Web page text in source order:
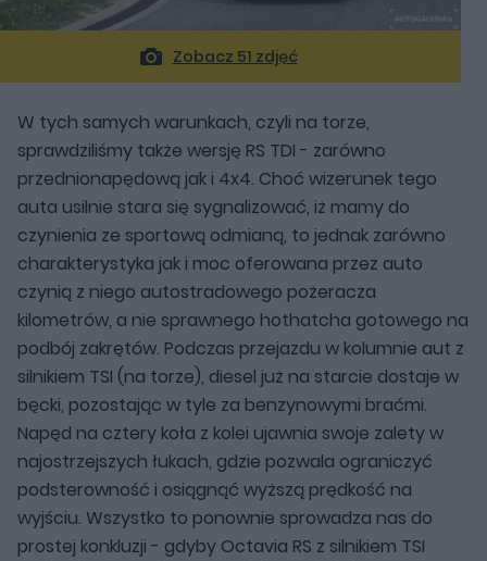
Zobacz 51 zdjęć
W tych samych warunkach, czyli na torze,
sprawdziliśmy także wersję RS TDI - zarówno
przednionapędową jak i 4x4. Choć wizerunek tego
auta usilnie stara się sygnalizować, iż mamy do
czynienia ze sportową odmianą, to jednak zarówno
charakterystyka jak i moc oferowana przez auto
czynią z niego autostradowego pożeracza
kilometrów, a nie sprawnego hothatcha gotowego na
podbój zakrętów. Podczas przejazdu w kolumnie aut z
silnikiem TSI (na torze), diesel już na starcie dostaje w
bęcki, pozostając w tyle za benzynowymi braćmi.
Napęd na cztery koła z kolei ujawnia swoje zalety w
najostrzejszych łukach, gdzie pozwala ograniczyć
podsterowność i osiągnąć wyższą prędkość na
wyjściu. Wszystko to ponownie sprowadza nas do
prostej konkluzji - gdyby Octavia RS z silnikiem TSI